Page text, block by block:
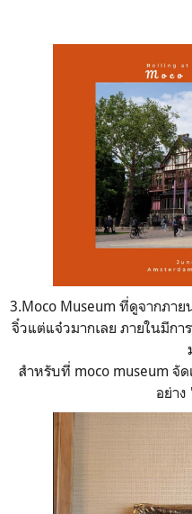
3.Moco Museum ที่ดูจากภาย
จิ๋วแต่แจ๋วมากเลย ภายในมีก
สำหรับที่ moco museum จั
อย่าง